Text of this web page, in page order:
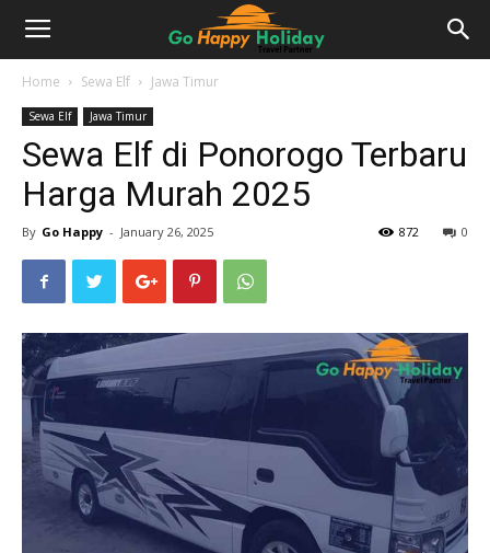
Home Sewa Elf Jawa Timur
Sewa Elf Jawa Timur
Sewa Elf di Ponorogo Terbaru
Harga Murah 2025
By Go Happy - January 26, 2025 0
872